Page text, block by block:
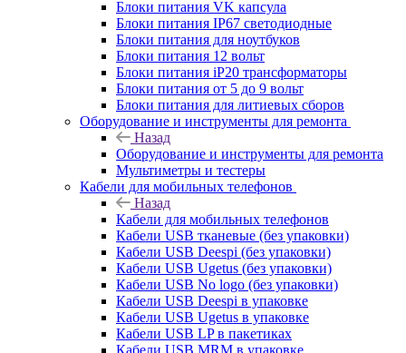
Блоки питания VK капсула
Блоки питания IP67 светодиодные
Блоки питания для ноутбуков
Блоки питания 12 вольт
Блоки питания iP20 трансформаторы
Блоки питания от 5 до 9 вольт
Блоки питания для литиевых сборов
Оборудование и инструменты для ремонта
Назад
Оборудование и инструменты для ремонта
Мультиметры и тестеры
Кабели для мобильных телефонов
Назад
Кабели для мобильных телефонов
Кабели USB тканевые (без упаковки)
Кабели USB Deespi (без упаковки)
Кабели USB Ugetus (без упаковки)
Кабели USB No logo (без упаковки)
Кабели USB Deespi в упаковке
Кабели USB Ugetus в упаковке
Кабели USB LP в пакетиках
Кабели USB MRM в упаковке